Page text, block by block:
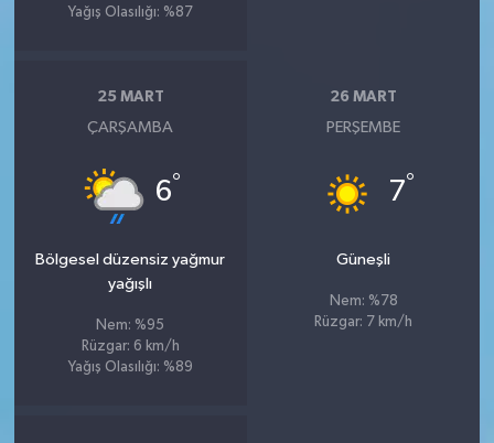
Yağış Olasılığı: %87
25 MART
ÇARŞAMBA
6°
Bölgesel düzensiz yağmur
yağışlı
Nem: %95
Rüzgar: 6 km/h
Yağış Olasılığı: %89
26 MART
PERŞEMBE
7°
Güneşli
Nem: %78
Rüzgar: 7 km/h